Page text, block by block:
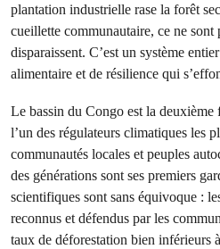
plantation industrielle rase la forêt
cueillette communautaire, ce ne sont
disparaissent. C’est un système
alimentaire et de résilience qui
Le bassin du Congo est la
l’un des régulateurs climatiques les
communautés locales et peuples
des générations sont ses premiers
scientifiques sont sans équivoque :
reconnus et défendus par les
taux de déforestation bien inférieurs